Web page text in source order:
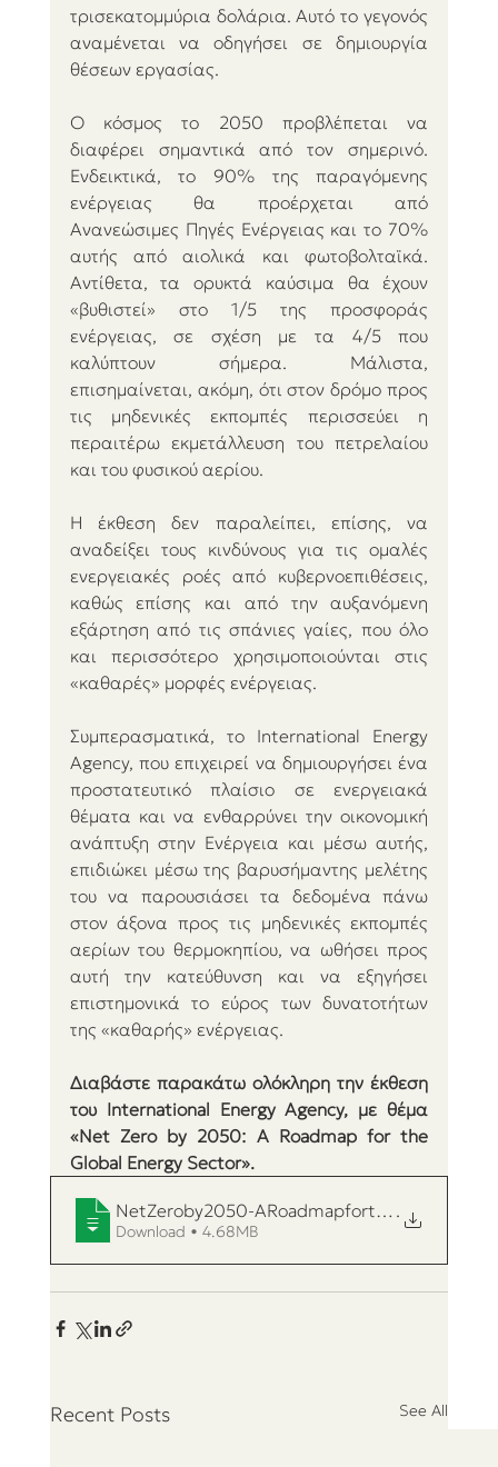
τρισεκατομμύρια δολάρια. Αυτό το γεγονός
αναμένεται να οδηγήσει σε δημιουργία
θέσεων εργασίας.
Ο κόσμος το 2050 προβλέπεται να
διαφέρει σημαντικά από τον σημερινό.
Ενδεικτικά, το 90% της παραγόμενης
ενέργειας θα προέρχεται από
Ανανεώσιμες Πηγές Ενέργειας και το 70%
αυτής από αιολικά και φωτοβολταϊκά.
Αντίθετα, τα ορυκτά καύσιμα θα έχουν
«βυθιστεί» στο 1/5 της προσφοράς
ενέργειας, σε σχέση με τα 4/5 που
καλύπτουν σήμερα. Μάλιστα,
επισημαίνεται, ακόμη, ότι στον δρόμο προς
τις μηδενικές εκπομπές περισσεύει η
περαιτέρω εκμετάλλευση του πετρελαίου
και του φυσικού αερίου.
Η έκθεση δεν παραλείπει, επίσης, να
αναδείξει τους κινδύνους για τις ομαλές
ενεργειακές ροές από κυβερνοεπιθέσεις,
καθώς επίσης και από την αυξανόμενη
εξάρτηση από τις σπάνιες γαίες, που όλο
και περισσότερο χρησιμοποιούνται στις
«καθαρές» μορφές ενέργειας.
Συμπερασματικά, το International Energy
Agency, που επιχειρεί να δημιουργήσει ένα
προστατευτικό πλαίσιο σε ενεργειακά
θέματα και να ενθαρρύνει την οικονομική
ανάπτυξη στην Ενέργεια και μέσω αυτής,
επιδιώκει μέσω της βαρυσήμαντης μελέτης
του να παρουσιάσει τα δεδομένα πάνω
στον άξονα προς τις μηδενικές εκπομπές
αερίων του θερμοκηπίου, να ωθήσει προς
αυτή την κατεύθυνση και να εξηγήσει
επιστημονικά το εύρος των δυνατοτήτων
της «καθαρής» ενέργειας.
Διαβάστε παρακάτω ολόκληρη την έκθεση
του International Energy Agency, με θέμα
«Net Zero by 2050: A Roadmap for the
Global Energy Sector».
NetZeroby2050- .
Download • 4.68MB
Recent Posts See All